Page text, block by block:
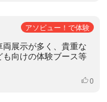
アソビュー！で体験
展示が多く、貴重な
向けの体験ブース等
いいね
0